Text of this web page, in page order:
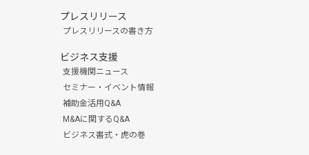
プレスリリース
プレスリリースの書き方
ビジネス支援
支援機関ニュース
セミナー・イベント情報
補助金活用Q&A
M&Aに関するQ&A
ビジネス書式・虎の巻